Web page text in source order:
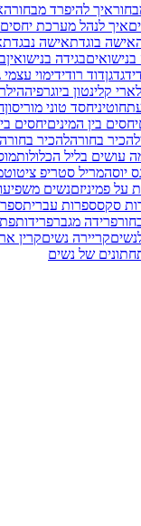
איך להיפרד מבחורה
איך לנהל מערכת יחסים
אישה בוגדתאישה נבגדת
בנישואיםבגידה בנישואין
דגדגןדוד רודידימוי עצמי
קלינטון ביוגרפיה
חוטיניחסד טוני מוריסון
יחסים בין המיניםיחסים
להכיר בחורהלהכיר
עושים בליל הכלולות
יוסהמריל סטריפ ציטוט
על פמיניזםנשים
סקסספרות עברית
פרידה מגברפרידות
קריירה נשיםקרין
של נשים